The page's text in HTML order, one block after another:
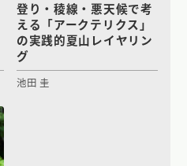
登り・稜線・悪天候で考
える「アークテリクス」
の実践的夏山レイヤリン
グ
池田 圭